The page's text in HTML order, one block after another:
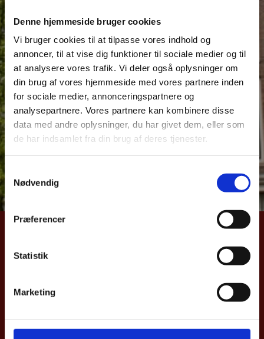
Denne hjemmeside bruger cookies
Vi bruger cookies til at tilpasse vores indhold og
annoncer, til at vise dig funktioner til sociale medier og til
at analysere vores trafik. Vi deler også oplysninger om
din brug af vores hjemmeside med vores partnere inden
for sociale medier, annonceringspartnere og
analysepartnere. Vores partnere kan kombinere disse
data med andre oplysninger, du har givet dem, eller som
de har indsamlet fra din brug af deres tjenester.
S
m
t
Nødvendig
Præferencer
Statistik
Marketing
Danmarks samhandel med
Nederlandene
Udenrigsministeriet udarbejder aktuelle oversigter
over dansk samhandel med Danmarks vigtigste
eksportmarkeder. Samhandelsnotitsen giver et aktuelt
billede af Danmarks eks –og import samt direkte
investeringer til Nederlandene. Notitsen bygger på
data fra Danmarks Statistik og Nationalbanken.
Asiatisk Plads 2
Danmark